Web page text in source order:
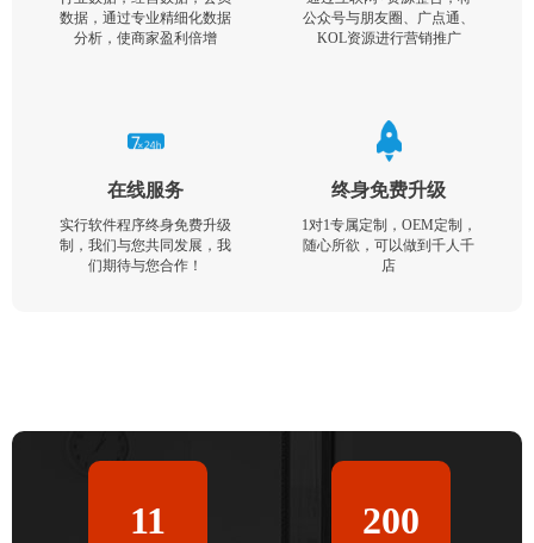
数据，通过专业精细化数据
分析，使商家盈利倍增
公众号与朋友圈、广点通、
KOL资源进行营销推广
在线服务
实行软件程序终身免费升级
制，我们与您共同发展，我
们期待与您合作！
终身免费升级
1对1专属定制，OEM定制，
随心所欲，可以做到千人千
店
11 200